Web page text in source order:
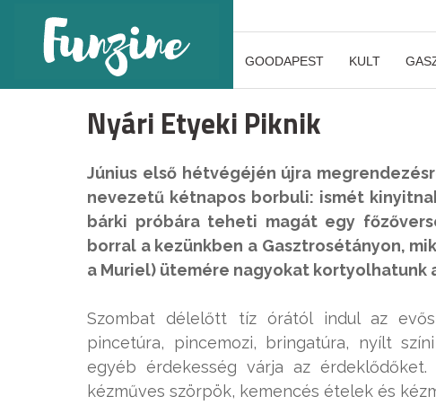
GOODAPEST KULT
Nyári Etyeki Piknik
Június első hétvégéjén újra
nevezetű kétnapos borbuli: ismét
bárki próbára teheti magát egy
borral a kezünkben a Gasztrosétányon,
a Muriel) ütemére nagyokat kortyolhatunk
Szombat délelőtt tíz órától indul az
pincetúra, pincemozi, bringatúra, nyílt
egyéb érdekesség várja az
kézműves szörpök, kemencés ételek és